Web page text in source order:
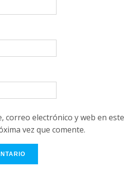
correo electrónico y web en este
vez que comente.